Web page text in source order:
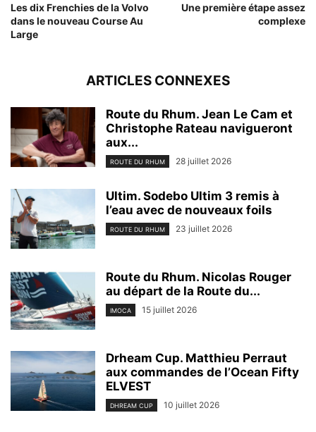
Les dix Frenchies de la Volvo
dans le nouveau Course Au
Large
Une première étape assez
complexe
ARTICLES CONNEXES
Route du Rhum. Jean Le Cam et
Christophe Rateau navigueront
aux...
ROUTE DU RHUM 28 juillet 2026
Ultim. Sodebo Ultim 3 remis à
l’eau avec de nouveaux foils
ROUTE DU RHUM 23 juillet 2026
Route du Rhum. Nicolas Rouger
au départ de la Route du...
IMOCA 15 juillet 2026
Drheam Cup. Matthieu Perraut
aux commandes de l’Ocean Fifty
ELVEST
DHREAM CUP 10 juillet 2026